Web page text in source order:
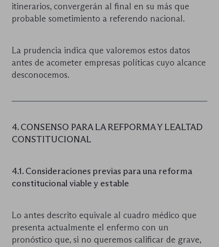
itinerarios, convergerán al final en su más que
probable sometimiento a referendo nacional.
La prudencia indica que valoremos estos datos
antes de acometer empresas políticas cuyo alcance
desconocemos.
4. CONSENSO PARA LA REFPORMA Y LEALTAD
CONSTITUCIONAL
4.1. Consideraciones previas parauna reforma
constitucional viable y estable
Lo antes descrito equivale al cuadro médico que
presenta actualmente el enfermo con un
pronóstico que, si no queremos calificar de grave,